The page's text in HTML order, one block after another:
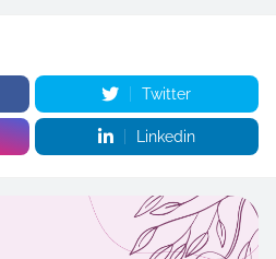
Twitter
Linkedin